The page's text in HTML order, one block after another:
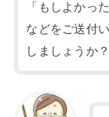
「もしよかっ
などをご送付
しましょうか？